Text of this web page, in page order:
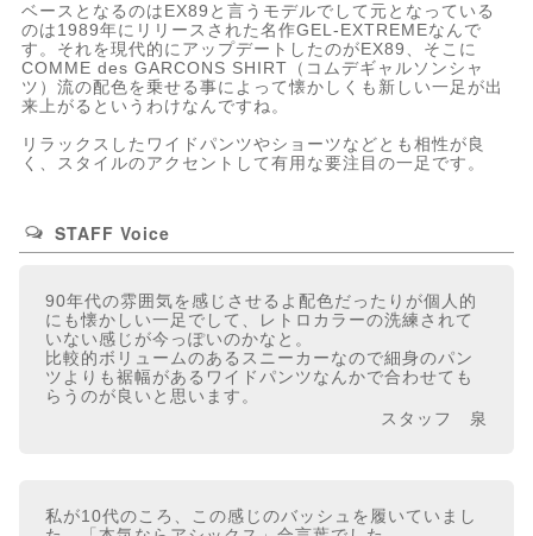
ベースとなるのはEX89と言うモデルでして元となっている
のは1989年にリリースされた名作GEL-EXTREMEなんで
す。それを現代的にアップデートしたのがEX89、そこに
COMME des GARCONS SHIRT（コムデギャルソンシャ
ツ）流の配色を乗せる事によって懐かしくも新しい一足が出
来上がるというわけなんですね。
リラックスしたワイドパンツやショーツなどとも相性が良
く、スタイルのアクセントして有用な要注目の一足です。
STAFF Voice
90年代の雰囲気を感じさせるよ配色だったりが個人的
にも懐かしい一足でして、レトロカラーの洗練されて
いない感じが今っぽいのかなと。
比較的ボリュームのあるスニーカーなので細身のパン
ツよりも裾幅があるワイドパンツなんかで合わせても
らうのが良いと思います。
スタッフ 泉
私が10代のころ、この感じのバッシュを履いていまし